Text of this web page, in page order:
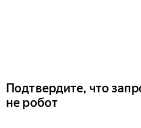
Подтвердите, что
не робот